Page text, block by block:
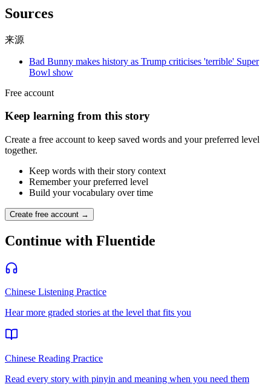
Sources
来源
Bad Bunny makes history as Trump criticises 'terrible' Super
Bowl show
Free account
Keep learning from this story
Create a free account to keep saved words and your preferred level
together.
Keep words with their story context
Remember your preferred level
Build your vocabulary over time
Create free account →
Continue with Fluentide
Chinese Listening Practice
Hear more graded stories at the level that fits you
Chinese Reading Practice
Read every story with pinyin and meaning when you need them